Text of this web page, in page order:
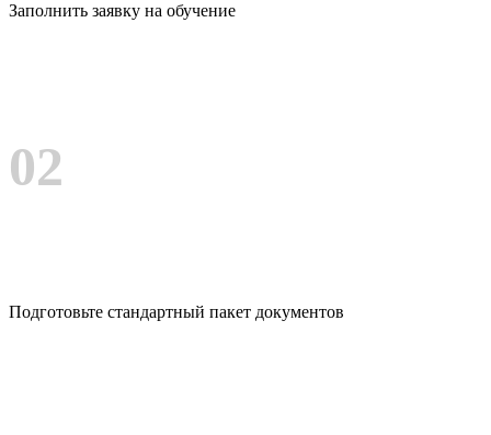
Заполнить заявку на обучение
02
Подготовьте стандартный пакет документов